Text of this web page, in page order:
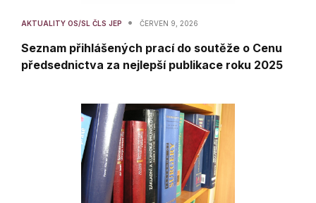
AKTUALITY OS/SL ČLS JEP • ČERVEN 9, 2026
Seznam přihlášených prací do soutěže o Cenu
předsednictva za nejlepší publikace roku 2025